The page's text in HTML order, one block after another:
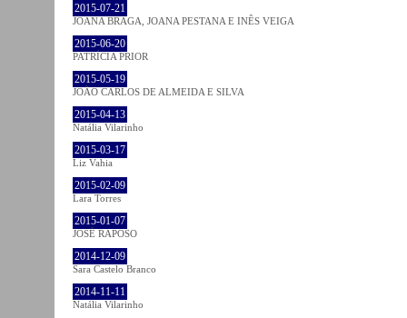
2015-07-21
JOANA BRAGA, JOANA PESTANA E INÊS VEIGA
2015-06-20
PATRÍCIA PRIOR
2015-05-19
JOÃO CARLOS DE ALMEIDA E SILVA
2015-04-13
Natália Vilarinho
2015-03-17
Liz Vahia
2015-02-09
Lara Torres
2015-01-07
JOSÉ RAPOSO
2014-12-09
Sara Castelo Branco
2014-11-11
Natália Vilarinho